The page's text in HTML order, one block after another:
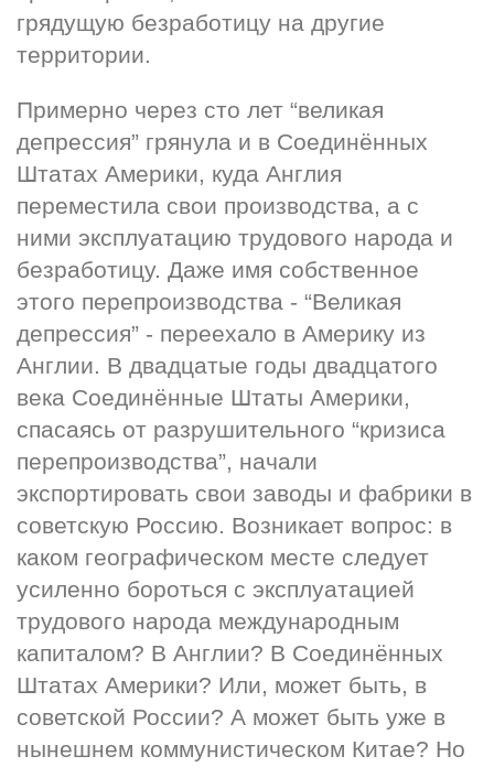
грядущую безработицу на другие
территории.
Примерно через сто лет “великая
депрессия” грянула и в Соединённых
Штатах Америки, куда Англия
переместила свои производства, а с
ними эксплуатацию трудового народа и
безработицу. Даже имя собственное
этого перепроизводства - “Великая
депрессия” - переехало в Америку из
Англии. В двадцатые годы двадцатого
века Соединённые Штаты Америки,
спасаясь от разрушительного “кризиса
перепроизводства”, начали
экспортировать свои заводы и фабрики в
советскую Россию. Возникает вопрос: в
каком географическом месте следует
усиленно бороться с эксплуатацией
трудового народа международным
капиталом? В Англии? В Соединённых
Штатах Америки? Или, может быть, в
советской России? А может быть уже в
нынешнем коммунистическом Китае? Но